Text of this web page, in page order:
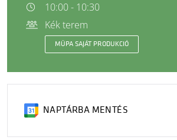
10:00 - 10:30
Kék terem
MÜPA SAJÁT PRODUKCIÓ
NAPTÁRBA MENTÉS